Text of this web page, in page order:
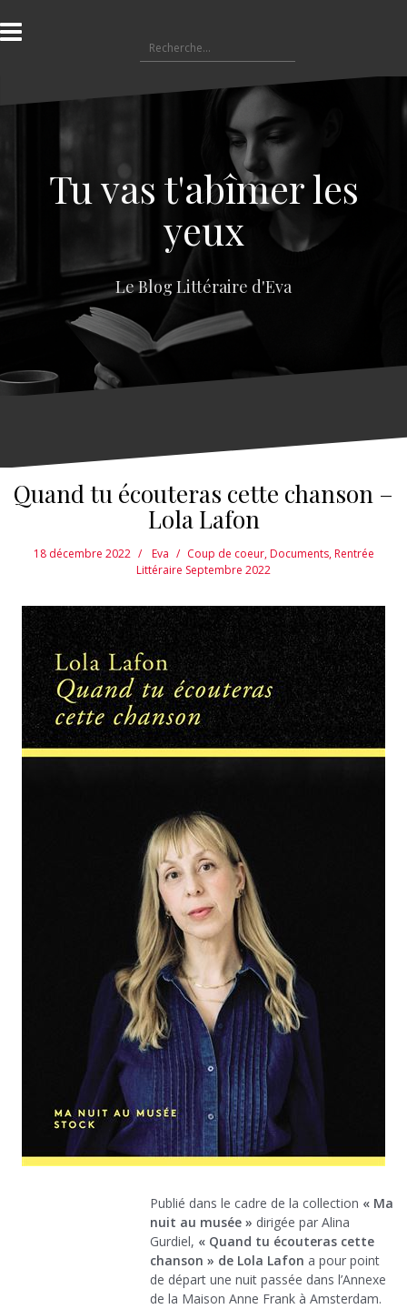
l
a
e
e
Tu vas t'abîmer les
yeux
Le Blog Littéraire d'Eva
Quand tu écouteras cette chanson –
Lola Lafon
18 décembre 2022 Eva Coup de coeur,Documents,Rentrée
Littéraire Septembre 2022
Publié dans le cadre de la collection « Ma
nuit au musée » dirigée par Alina
Gurdiel, « Quand tu écouteras cette
chanson » de Lola Lafon a pour point
de départ une nuit passée dans l’Annexe
de la Maison Anne Frank à Amsterdam.